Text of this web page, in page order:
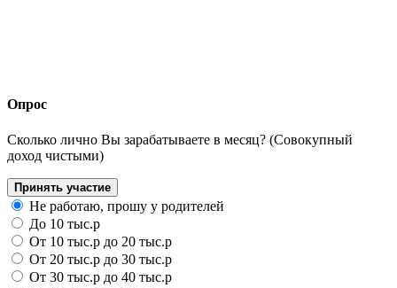
Опрос
Сколько лично Вы зарабатываете в месяц? (Совокупный
доход чистыми)
Принять участие
Не работаю, прошу у родителей
До 10 тыс.р
От 10 тыс.р до 20 тыс.р
От 20 тыс.р до 30 тыс.р
От 30 тыс.р до 40 тыс.р